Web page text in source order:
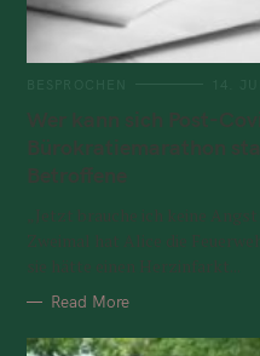
Wer kann sich Post-
Bürokratiemarathon
Betroffene
„Jetzt brauche ich keine
Zweimal hat Alice die
sie hätte einen Herzinfarkt...
Read More